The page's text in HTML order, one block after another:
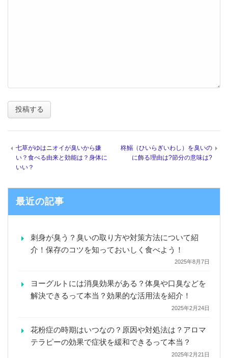
七草がゆはニオイが臭いから嫌
い？食べる由来と効能は？身体に
いい？
柊鰯（ひいらぎいわし）を臭いの
に飾る理由は?節分の意味は?
最近の記事
刺身が臭う？臭いの取り方や対策方法について紹
介！保存のコツを知っておいしく食べよう！
2025年8月7日
ヨーグルトには消臭効果がある？体臭や口臭などを
解決できるって本当？効果的な活用法を紹介！
2025年2月24日
花粉症の時期はいつなの？原因や対処法は？アロマ
テラピーの効果で症状を緩和できるって本当？
2025年2月21日